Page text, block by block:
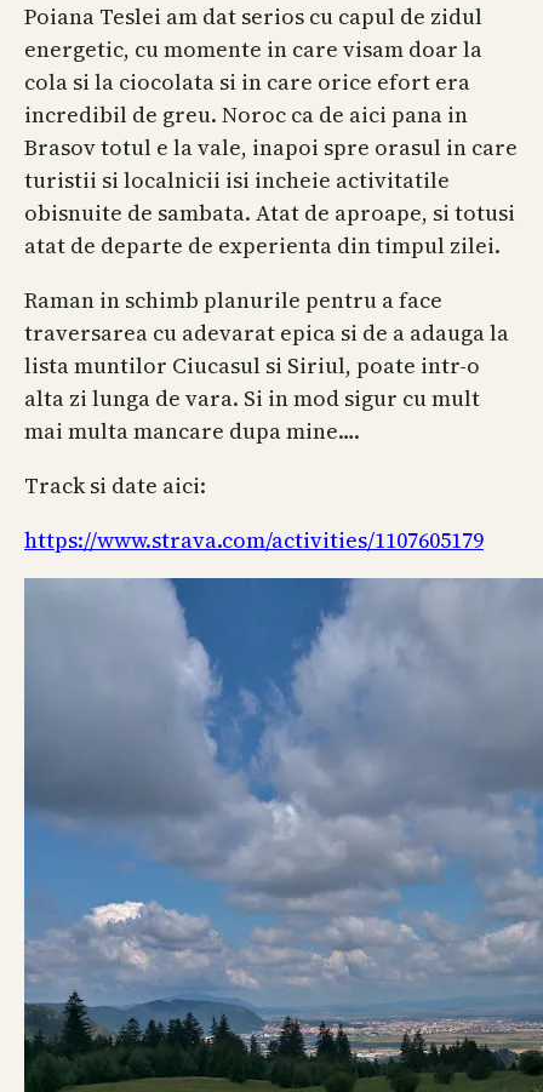
Poiana Teslei am dat serios cu capul de zidul
energetic, cu momente in care visam doar la
cola si la ciocolata si in care orice efort era
incredibil de greu. Noroc ca de aici pana in
Brasov totul e la vale, inapoi spre orasul in care
turistii si localnicii isi incheie activitatile
obisnuite de sambata. Atat de aproape, si totusi
atat de departe de experienta din timpul zilei.
Raman in schimb planurile pentru a face
traversarea cu adevarat epica si de a adauga la
lista muntilor Ciucasul si Siriul, poate intr-o
alta zi lunga de vara. Si in mod sigur cu mult
mai multa mancare dupa mine….
Track si date aici:
https://www.strava.com/activities/1107605179